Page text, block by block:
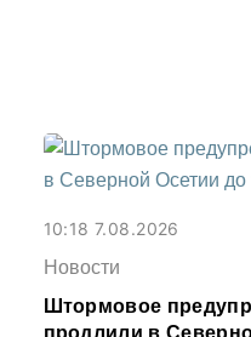
10:18 7.08.2026
Новости
Штормовое
продлили в